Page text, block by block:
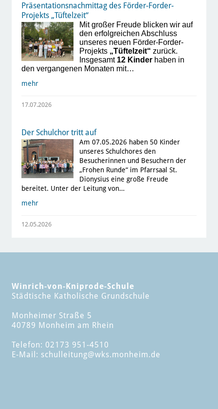
Präsentationsnachmittag des Förder-Forder-
Projekts „Tüftelzeit“
Mit großer Freude blicken wir auf
den erfolgreichen Abschluss
unseres neuen Förder-Forder-
Projekts „Tüftelzeit“ zurück.
Insgesamt 12 Kinderhaben in
den vergangenen Monaten mit…
mehr
17.07.2026
Der Schulchor tritt auf
Am 07.05.2026 haben 50 Kinder
unseres Schulchores den
Besucherinnen und Besuchern der
„Frohen Runde“ im Pfarrsaal St.
Dionysius eine große Freude
bereitet. Unter der Leitung von…
mehr
12.05.2026
Winrich-von-Kniprode-Schule
Städtische Katholische Grundschule
Monheimer Straße 5
40789 Monheim am Rhein
Telefon: 02173 951-4510
E-Mail: schulleitung@wks.monheim.de